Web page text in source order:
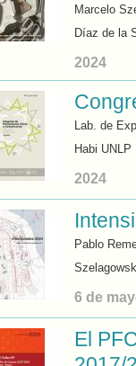
Marcelo
Díaz de la
2024
Lab. de
Habi UNLP
2024
Pablo
6 de
El